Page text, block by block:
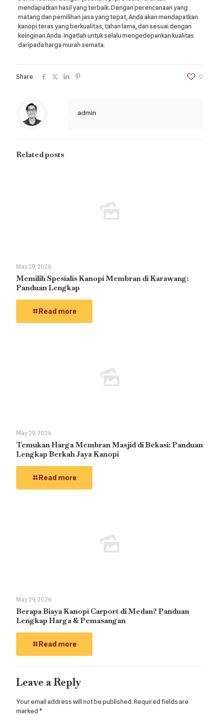
mendapatkan hasil yang terbaik. Dengan perencanaan yang
matang dan pemilihan jasa yang tepat, Anda akan mendapatkan
kanopi teras yang berkualitas, tahan lama, dan sesuai dengan
keinginan Anda. Ingatlah untuk selalu mengedepankan kualitas
daripada harga murah semata.
Share 0
admin
Related posts
May 29, 2026
Memilih Spesialis Kanopi Membran di Karawang:
Panduan Lengkap
Read more
May 29, 2026
Temukan Harga Membran Masjid di Bekasi: Panduan
Lengkap Berkah Jaya Kanopi
Read more
May 29, 2026
Berapa Biaya Kanopi Carport di Medan? Panduan
Lengkap Harga & Pemasangan
Read more
Leave a Reply
Your email address will not be published.Required fields are
marked *